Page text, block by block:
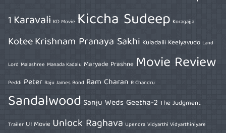
1 Karavali KD Movie Kiccha Sudeep Koragajja
KoteeKrishnam Pranaya Sakhi Kuladalli Keelyavudo Land
Lord Malashree Manada Kadalu Maryade Prashne Movie Review
Peddi Peter Raju James Bond Ram Charan R Chandru
Sandalwood Sanju Weds Geetha-2 The Judgment
Trailer UI Movie Unlock Raghava Upendra Vidyarthi Vidyarthiniyare